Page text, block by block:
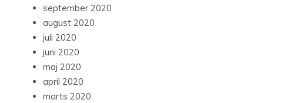
september 2020
august 2020
juli 2020
juni 2020
maj 2020
april 2020
marts 2020